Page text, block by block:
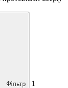
Фільтр 1